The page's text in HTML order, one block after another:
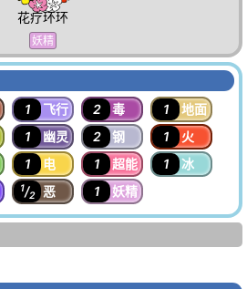
花疗环环
妖精
1 飞行 2 毒 1
地面
1 幽灵 2 钢 1
火
1 电 1 超能 1
冰
1/2 恶 1 妖精